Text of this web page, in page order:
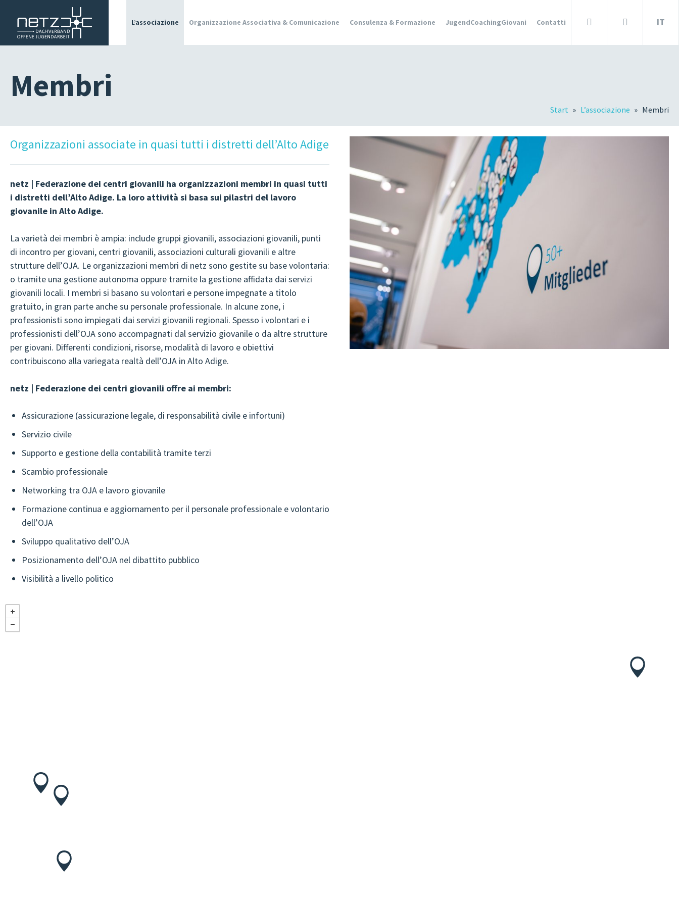
IT
L’associazione
LAVORO
STORIES
STAMPA
Organizzazione Associativa & Comunicazione Consulenza & Formazione
EUROPA &
PLURILINGUISMO
GENDER &
PEDAGOGIA
GRUPPI DI
LAVORO
JugendCoachingGiovani Contatti
Membri
Start L’associazione Membri
Organizzazioni associate in quasi tutti i distretti dell’Alto Adige
netz | Federazione dei centri giovanili ha organizzazioni membri in quasi tutti
i distretti dell’Alto Adige. La loro attività si basa sui pilastri del lavoro
giovanile in Alto Adige.
La varietà dei membri è ampia: include gruppi giovanili, associazioni giovanili, punti
di incontro per giovani, centri giovanili, associazioni culturali giovanili e altre
strutture dell’OJA. Le organizzazioni membri di netz sono gestite su base volontaria:
o tramite una gestione autonoma oppure tramite la gestione affidata dai servizi
giovanili locali. I membri si basano su volontari e persone impegnate a titolo
gratuito, in gran parte anche su personale professionale. In alcune zone, i
professionisti sono impiegati dai servizi giovanili regionali. Spesso i volontari e i
professionisti dell’OJA sono accompagnati dal servizio giovanile o da altre strutture
per giovani. Differenti condizioni, risorse, modalità di lavoro e obiettivi
contribuiscono alla variegata realtà dell’OJA in Alto Adige.
netz | Federazione dei centri giovanili offre ai membri:
Assicurazione (assicurazione legale, di responsabilità civile e infortuni)
Servizio civile
Supporto e gestione della contabilità tramite terzi
Scambio professionale
Networking tra OJA e lavoro giovanile
Formazione continua e aggiornamento per il personale professionale e volontario
dell’OJA
Sviluppo qualitativo dell’OJA
Posizionamento dell’OJA nel dibattito pubblico
Visibilità a livello politico